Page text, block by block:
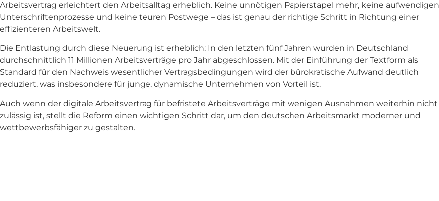
Arbeitsvertrag erleichtert den Arbeitsalltag erheblich. Keine unnötigen Papierstapel mehr, keine aufwendigen
Unterschriftenprozesse und keine teuren Postwege – das ist genau der richtige Schritt in Richtung einer
effizienteren Arbeitswelt.
Die Entlastung durch diese Neuerung ist erheblich: In den letzten fünf Jahren wurden in Deutschland
durchschnittlich 11 Millionen Arbeitsverträge pro Jahr abgeschlossen. Mit der Einführung der Textform als
Standard für den Nachweis wesentlicher Vertragsbedingungen wird der bürokratische Aufwand deutlich
reduziert, was insbesondere für junge, dynamische Unternehmen von Vorteil ist.
Auch wenn der digitale Arbeitsvertrag für befristete Arbeitsverträge mit wenigen Ausnahmen weiterhin nicht
zulässig ist, stellt die Reform einen wichtigen Schritt dar, um den deutschen Arbeitsmarkt moderner und
wettbewerbsfähiger zu gestalten.